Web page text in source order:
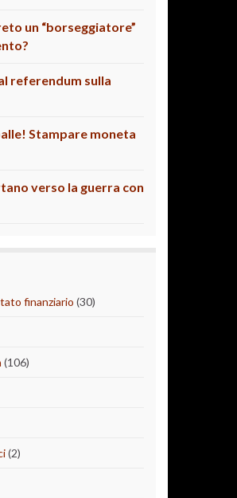
un “borseggiatore”
referendum sulla
Stampare moneta
verso la guerra con
finanziario (30)
(106)
(2)